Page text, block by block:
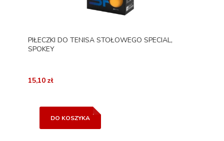
PIŁECZKI DO TENISA STOŁOWEGO SPECIAL,
SPOKEY
15,10 zł
DO KOSZYKA